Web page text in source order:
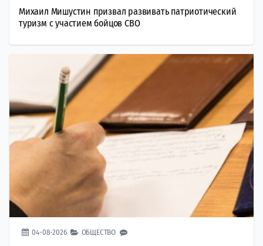
Михаил Мишустин призвал развивать патриотический
туризм с участием бойцов СВО
04-08-2026 ОБЩЕСТВО